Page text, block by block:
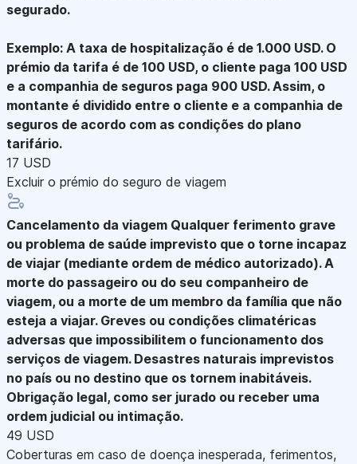
segurado.
Exemplo: A taxa de hospitalização é de 1.000 USD. O
prémio da tarifa é de 100 USD, o cliente paga 100 USD
e a companhia de seguros paga 900 USD. Assim, o
montante é dividido entre o cliente e a companhia de
seguros de acordo com as condições do plano
tarifário.
17 USD
Excluir o prémio do seguro de viagem
Cancelamento da viagem Qualquer ferimento grave
ou problema de saúde imprevisto que o torne incapaz
de viajar (mediante ordem de médico autorizado). A
morte do passageiro ou do seu companheiro de
viagem, ou a morte de um membro da família que não
esteja a viajar. Greves ou condições climatéricas
adversas que impossibilitem o funcionamento dos
serviços de viagem. Desastres naturais imprevistos
no país ou no destino que os tornem inabitáveis.
Obrigação legal, como ser jurado ou receber uma
ordem judicial ou intimação.
49 USD
Coberturas em caso de doença inesperada, ferimentos,